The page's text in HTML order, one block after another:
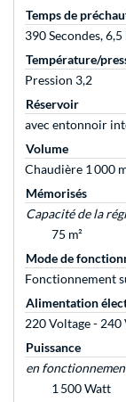
Temps de
390 Secondes,
Température/
Pression 3,2
Réservoir
avec entonnoir
Volume
Chaudière 1 000
Mémorisés
Capacité de la
75 m²
Mode de
Fonctionnement
Alimentation
220 Voltage -
Puissance
en
1 500 Watt